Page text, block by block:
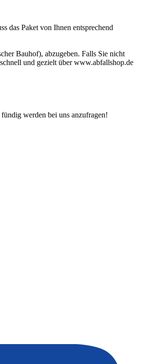
das Paket von Ihnen entsprechend
Bauhof), abzugeben. Falls Sie nicht
und gezielt über www.abfallshop.de
werden bei uns anzufragen!